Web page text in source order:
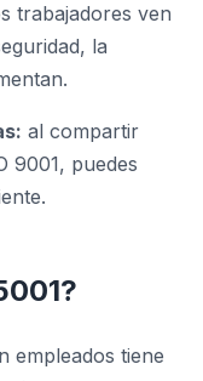
trabajadores ven
la
al compartir
9001, puedes
empleados tiene